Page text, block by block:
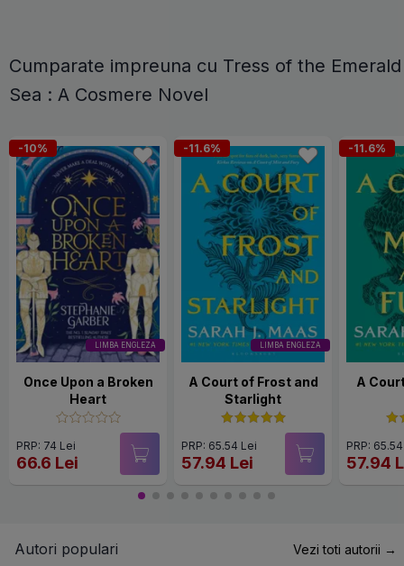
Cumparate impreuna cu Tress of the Emerald
Sea : A Cosmere Novel
LIMBA ENGLEZA
-10%
Once Upon a Broken
Heart
PRP: 74 Lei
66.6 Lei
LIMBA ENGLEZA
-11.6%
A Court of Frost and
Starlight
PRP: 65.54 Lei
57.94 Lei
-11.6%
A
PRP:
57.94
Autori populari Vezi toti autorii →